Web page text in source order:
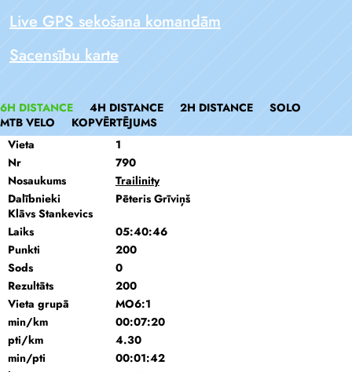
Live GPS sekošana komandām
Sacensību karte
6H DISTANCE 4H DISTANCE 2H DISTANCE
SOLO
MTB VELO
KOPVĒRTĒJUMS
Vieta
1
Nr
790
Nosaukums
Trailinity
Dalībnieki
Pēteris Grīviņš
Klāvs Stankevics
Laiks
05:40:46
Punkti
200
Sods
0
Rezultāts
200
Vieta grupā
MO6:1
min/km
00:07:20
pti/km
4.30
min/pti
00:01:42